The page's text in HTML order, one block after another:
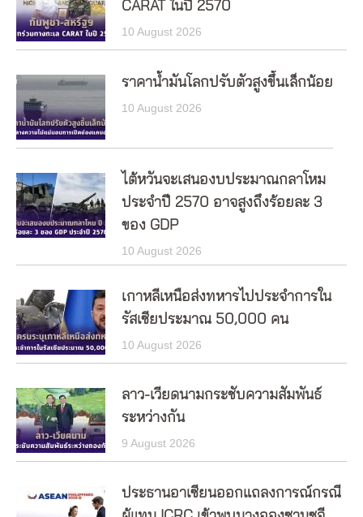
CARAT ในปี 2570
10 August 2026
ราคาน้ำมันโลกปรับตัวสูงขึ้นเล็กน้อย
10 August 2026
ไต้หวันจะเสนองบประมาณกลาโหม
ประจำปี 2570 อาจสูงถึงร้อยละ 3
ของ GDP
10 August 2026
เกาหลีเหนือส่งทหารไปประจำการใน
รัสเซียประมาณ 50,000 คน
10 August 2026
ลาว-เวียดนามกระชับความสัมพันธ์
ระหว่างกัน
9 August 2026
ประธานอาเซียนออกแถลงการณ์กรณี